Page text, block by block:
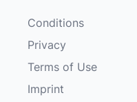
Conditions
Privacy
Terms of Use
Imprint